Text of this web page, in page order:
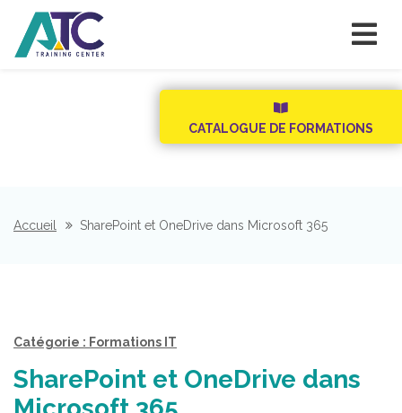
CATALOGUE DE FORMATIONS
Accueil SharePoint et OneDrive dans Microsoft 365
Catégorie : Formations IT
SharePoint et OneDrive dans